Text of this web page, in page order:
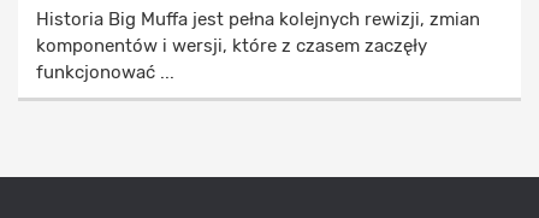
Historia Big Muffa jest pełna kolejnych rewizji, zmian
komponentów i wersji, które z czasem zaczęły
funkcjonować ...